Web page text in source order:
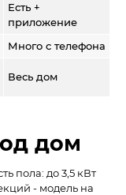
Есть +
приложение
Много с телефона
Весь дом
дом
пола: до 3,5 кВт
- модель на